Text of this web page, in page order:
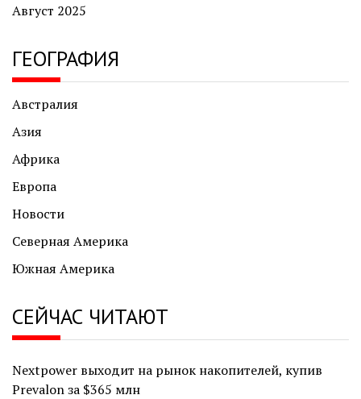
Август 2025
ГЕОГРАФИЯ
Австралия
Азия
Африка
Европа
Новости
Северная Америка
Южная Америка
СЕЙЧАС ЧИТАЮТ
Nextpower выходит на рынок накопителей, купив
Prevalon за $365 млн